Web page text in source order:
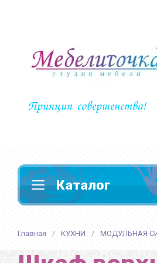
Принцип совершенства!
Каталог
Главная / КУХНИ / МОДУЛЬНАЯ